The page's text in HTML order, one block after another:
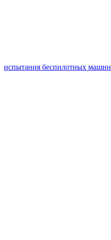
испытания беспилотных машин